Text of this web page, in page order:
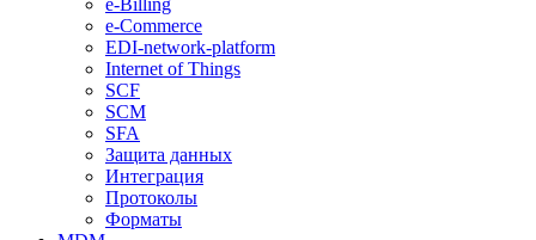
e-Billing
e-Commerce
EDI-network-platform
Internet of Things
SCF
SCM
SFA
Защита данных
Интеграция
Протоколы
Форматы